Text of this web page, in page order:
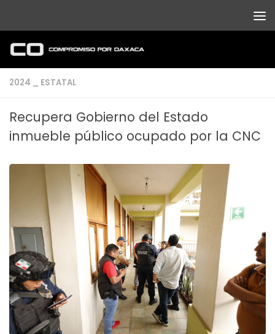
2024 _ ESTATAL
Recupera Gobierno del Estado
inmueble público ocupado por la CNC